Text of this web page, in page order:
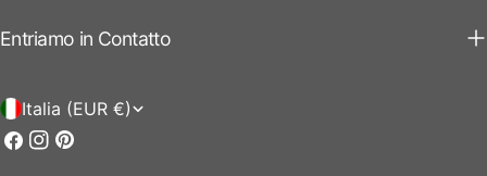
Entriamo in Contatto
P
a
Italia (EUR €)
Facebook
Instagram
Pinterest